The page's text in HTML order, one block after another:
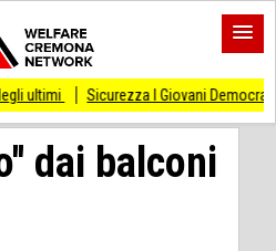
I Giovani Democratici ribattono ai
dai balconi